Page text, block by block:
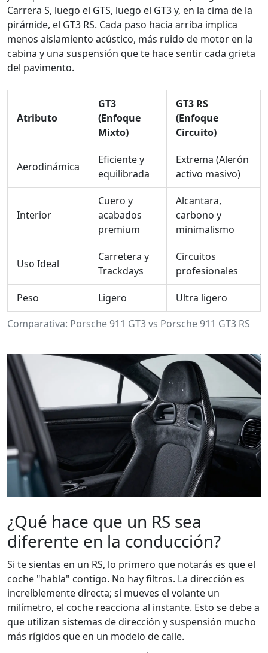
Carrera S, luego el GTS, luego el GT3 y, en la cima de la
pirámide, el GT3 RS. Cada paso hacia arriba implica
menos aislamiento acústico, más ruido de motor en la
cabina y una suspensión que te hace sentir cada grieta
del pavimento.
Comparativa: Porsche 911 GT3 vs Porsche 911 GT3 RS
Atributo
GT3
(Enfoque
Mixto)
GT3 RS
(Enfoque
Circuito)
Aerodinámica
Eficiente y
equilibrada
Extrema (Alerón
activo masivo)
Interior
Cuero y
acabados
premium
Alcantara,
carbono y
minimalismo
Uso Ideal
Carretera y
Trackdays
Circuitos
profesionales
Peso Ligero Ultra ligero
¿Qué hace que un RS sea
diferente en la conducción?
Si te sientas en un RS, lo primero que notarás es que el
coche "habla" contigo. No hay filtros. La dirección es
increíblemente directa; si mueves el volante un
milímetro, el coche reacciona al instante. Esto se debe a
que utilizan sistemas de dirección y suspensión mucho
más rígidos que en un modelo de calle.